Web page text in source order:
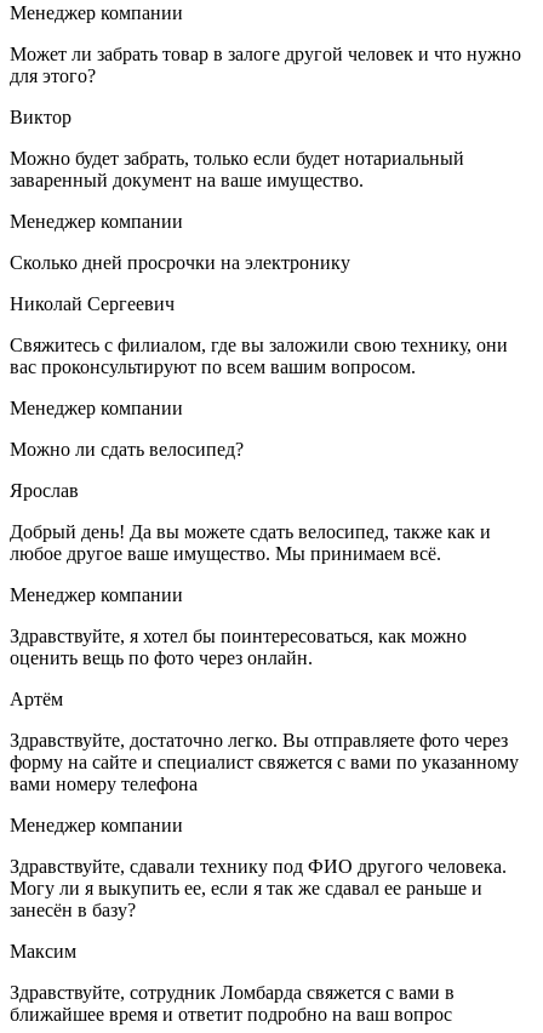
Менеджер компании
Может ли забрать товар в залоге другой человек и что нужно
для этого?
Виктор
Можно будет забрать, только если будет нотариальный
заваренный документ на ваше имущество.
Менеджер компании
Сколько дней просрочки на электронику
Николай Сергеевич
Свяжитесь с филиалом, где вы заложили свою технику, они
вас проконсультируют по всем вашим вопросом.
Менеджер компании
Можно ли сдать велосипед?
Ярослав
Добрый день! Да вы можете сдать велосипед, также как и
любое другое ваше имущество. Мы принимаем всё.
Менеджер компании
Здравствуйте, я хотел бы поинтересоваться, как можно
оценить вещь по фото через онлайн.
Артём
Здравствуйте, достаточно легко. Вы отправляете фото через
форму на сайте и специалист свяжется с вами по указанному
вами номеру телефона
Менеджер компании
Здравствуйте, сдавали технику под ФИО другого человека.
Могу ли я выкупить ее, если я так же сдавал ее раньше и
занесён в базу?
Максим
Здравствуйте, сотрудник Ломбарда свяжется с вами в
ближайшее время и ответит подробно на ваш вопрос